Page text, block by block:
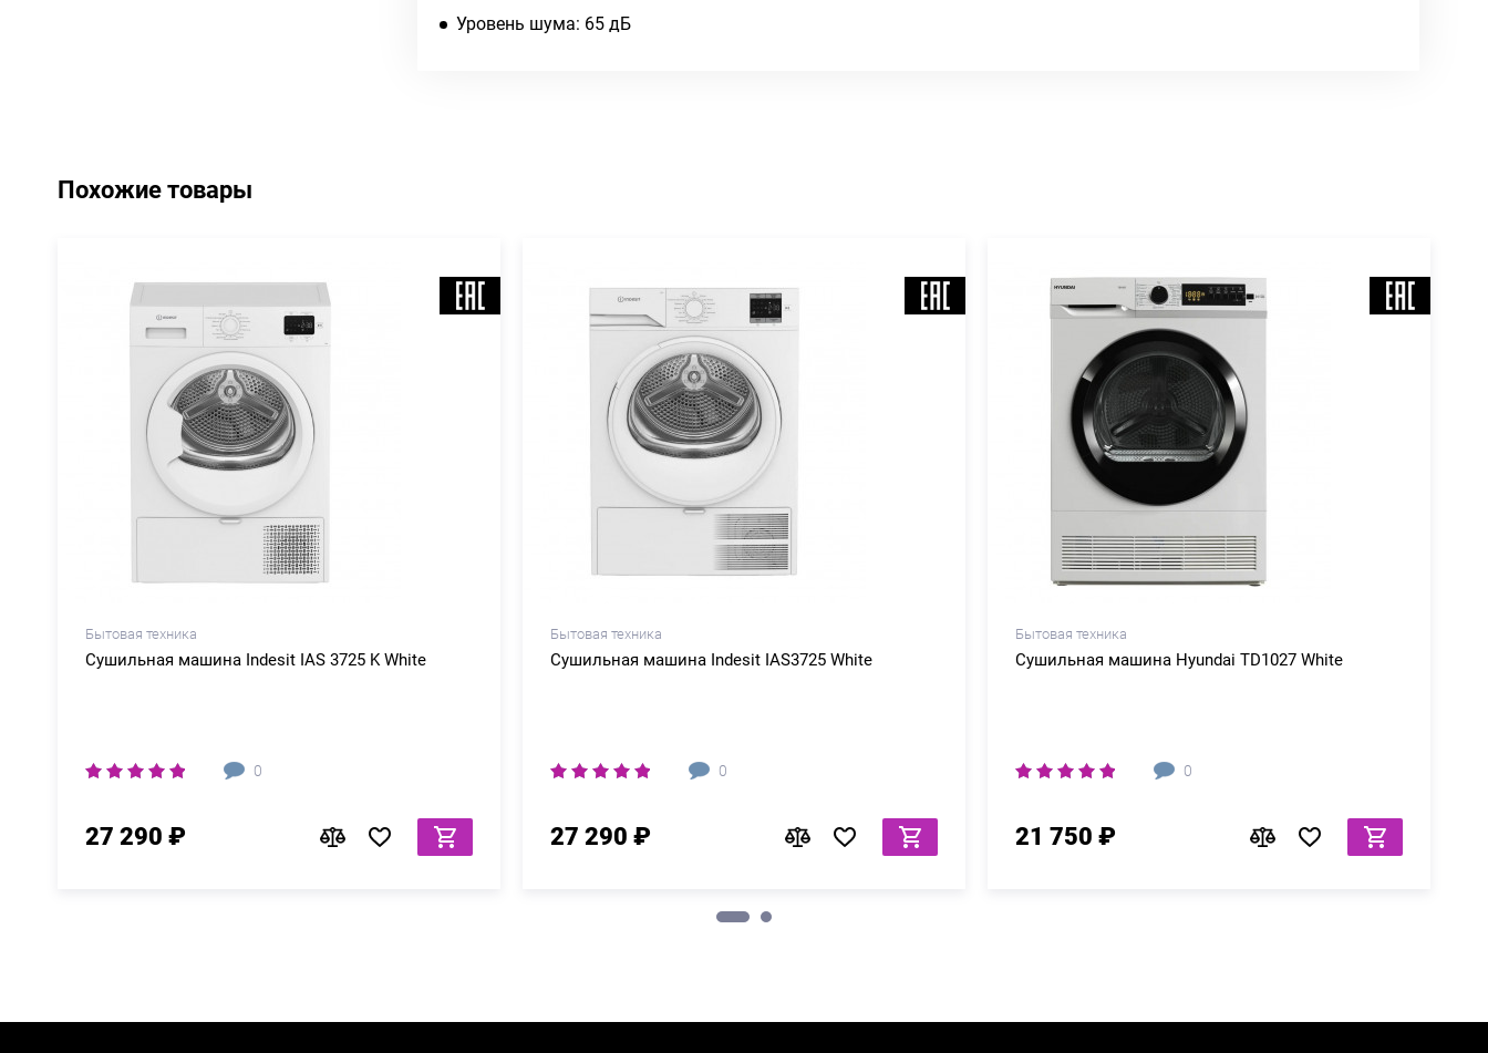
Уровень шума: 65 дБ
Похожие товары
Бытовая техника
Сушильная машина Indesit IAS 3725 K White
0
27 290 ₽
Бытовая техника
Сушильная машина Indesit IAS3725 White
0
27 290 ₽
Бытовая техника
Сушильная машина Hyundai TD1027 White
0
21 750 ₽